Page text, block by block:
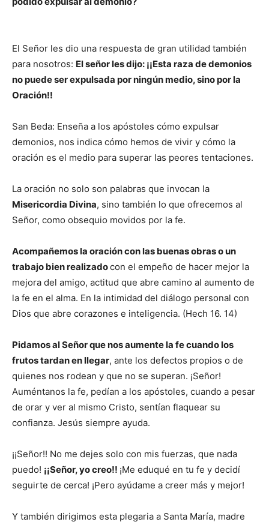
El Señor les dio una respuesta de gran utilidad también
para nosotros: El señor les dijo: ¡¡Esta raza de demonios
no puede ser expulsada por ningún medio, sino por la
Oración!!
San Beda: Enseña a los apóstoles cómo expulsar
demonios, nos indica cómo hemos de vivir y cómo la
oración es el medio para superar las peores tentaciones.
La oración no solo son palabras que invocan la
Misericordia Divina, sino también lo que ofrecemos al
Señor, como obsequio movidos por la fe.
Acompañemos la oración con las buenas obras o un
trabajo bien realizadocon el empeño de hacer mejor la
mejora del amigo, actitud que abre camino al aumento de
la fe en el alma. En la intimidad del diálogo personal con
Dios que abre corazones e inteligencia. (Hech 16. 14)
Pidamos al Señor que nos aumente la fe cuando los
frutos tardan en llegar, ante los defectos propios o de
quienes nos rodean y que no se superan. ¡Señor!
Auméntanos la fe, pedían a los apóstoles, cuando a pesar
de orar y ver al mismo Cristo, sentían flaquear su
confianza. Jesús siempre ayuda.
¡¡Señor!! No me dejes solo con mis fuerzas, que nada
puedo! ¡¡Señor, yo creo!! ¡Me eduqué en tu fe y decidí
seguirte de cerca! ¡Pero ayúdame a creer más y mejor!
Y también dirigimos esta plegaria a Santa María, madre